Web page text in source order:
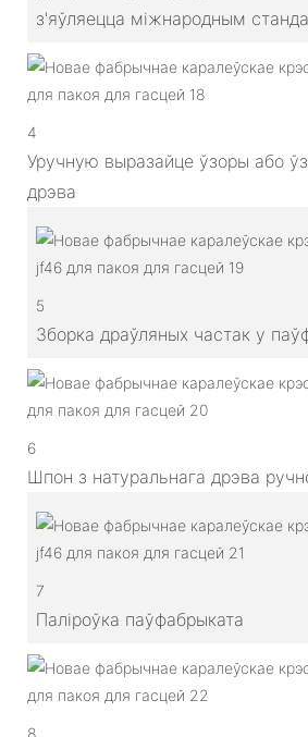
з'яўляецца міжнародным
4
Уручную выразайце ўзоры або
дрэва
5
Зборка драўляных частак у
6
Шпон з натуральнага дрэва
7
Паліроўка паўфабрыката
8